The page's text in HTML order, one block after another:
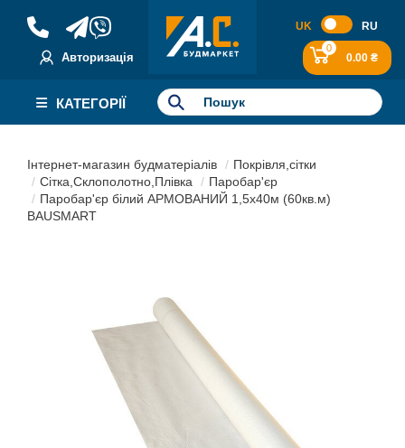
Авторизація
UK RU
0
0.00 ₴
КАТЕГОРІЇ
Інтернет-магазин будматеріалів
Покрівля,сітки
Сітка,Склополотно,Плівка
Паробар'єр
Паробар'єр білий АРМОВАНИЙ 1,5х40м (60кв.м)
BAUSMART